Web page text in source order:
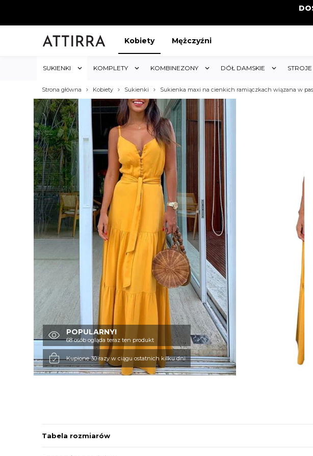
Kobiety Mężczyźni
SUKIENKI KOMPLETY KOMBINEZONY DÓŁ DAMSKIE
Strona główna Kobiety Sukienki Sukienka maxi na cienkich ramiączkach wiązana w
POPULARNY!
68 osób ogląda teraz ten produkt
Kupione 30 razy w ciągu ostatnich kilku dni
w sklepie i obejmuje cały
KUP 3 OTRZYMAJ RABAT 10%
Rabat dotyczy wszystkich produktów w sklepie i obejmuje cały
koszyk
Tabela rozmiarów